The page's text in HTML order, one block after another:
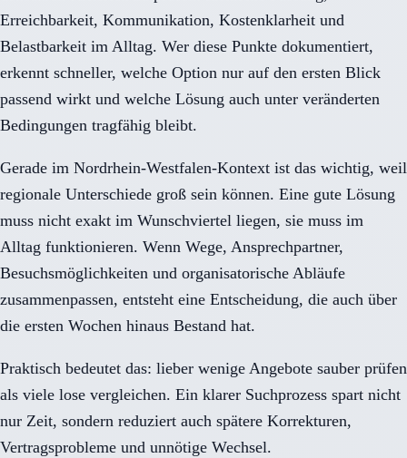
Erreichbarkeit, Kommunikation, Kostenklarheit und
Belastbarkeit im Alltag. Wer diese Punkte dokumentiert,
erkennt schneller, welche Option nur auf den ersten Blick
passend wirkt und welche Lösung auch unter veränderten
Bedingungen tragfähig bleibt.
Gerade im Nordrhein-Westfalen-Kontext ist das wichtig, weil
regionale Unterschiede groß sein können. Eine gute Lösung
muss nicht exakt im Wunschviertel liegen, sie muss im
Alltag funktionieren. Wenn Wege, Ansprechpartner,
Besuchsmöglichkeiten und organisatorische Abläufe
zusammenpassen, entsteht eine Entscheidung, die auch über
die ersten Wochen hinaus Bestand hat.
Praktisch bedeutet das: lieber wenige Angebote sauber prüfen
als viele lose vergleichen. Ein klarer Suchprozess spart nicht
nur Zeit, sondern reduziert auch spätere Korrekturen,
Vertragsprobleme und unnötige Wechsel.